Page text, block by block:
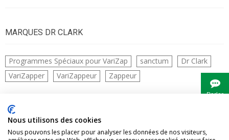
MARQUES DR CLARK
Programmes Spéciaux pour VariZap sanctum
Dr Clark
VariZapper
VariZappeur Zappeur
CONTACTS
Parler
Nous utilisons des cookies
Nous pouvons les placer pour analyser les données de nos visiteurs,